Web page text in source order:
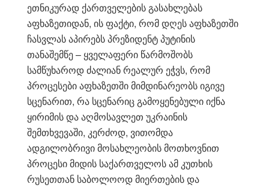
ეთნიკურად ქართველების გასახლებას
აფხაზეთიდან, ის ფაქტი, რომ დღეს აფხაზეთში
ჩასვლას აპირებს პრეზიდენტ პუტინის
თანაშემწე – ყველაფერი წარმოშობს
სამწუხაროდ ძალიან რეალურ ეჭვს, რომ
პროცესები აფხაზეთში მიმდინარეობს იგივე
სცენარით, რა სცენარიც გამოყენებული იქნა
ყირიმის და აღმოსავლეთ უკრაინის
შემთხვევაში, კერძოდ, ვითომდა
ადგილობრივი მოსახლეობის მოთხოვნით
პროცესი მიდის საქართველოს ამ კუთხის
რუსეთთან საბოლოოდ მიერთების და